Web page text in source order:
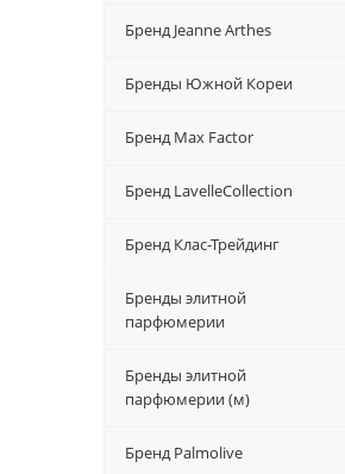
Бренд Jeanne Arthes
Бренды Южной Кореи
Бренд Max Factor
Бренд LavelleCollection
Бренд Клас-Трейдинг
Бренды элитной
парфюмерии
Бренды элитной
парфюмерии (м)
Бренд Palmolive